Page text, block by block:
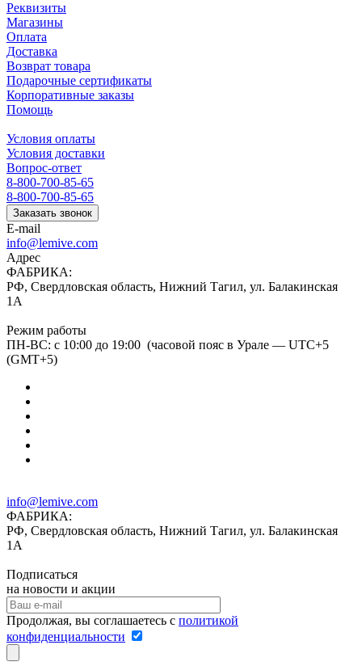
Реквизиты
Магазины
Оплата
Доставка
Возврат товара
Подарочные сертификаты
Корпоративные заказы
Помощь
Условия оплаты
Условия доставки
Вопрос-ответ
8-800-700-85-65
8-800-700-85-65
Заказать звонок
E-mail
info@lemive.com
Адрес
ФАБРИКА:
РФ, Свердловская область, Нижний Тагил, ул. Балакинская
1А
Режим работы
ПН-ВС: с 10:00 до 19:00 (часовой пояс в Урале — UTC+5
(GMT+5)
info@lemive.com
ФАБРИКА:
РФ, Свердловская область, Нижний Тагил, ул. Балакинская
1А
Подписаться
на новости и акции
Продолжая, вы соглашаетесь с политикой
конфиденциальности